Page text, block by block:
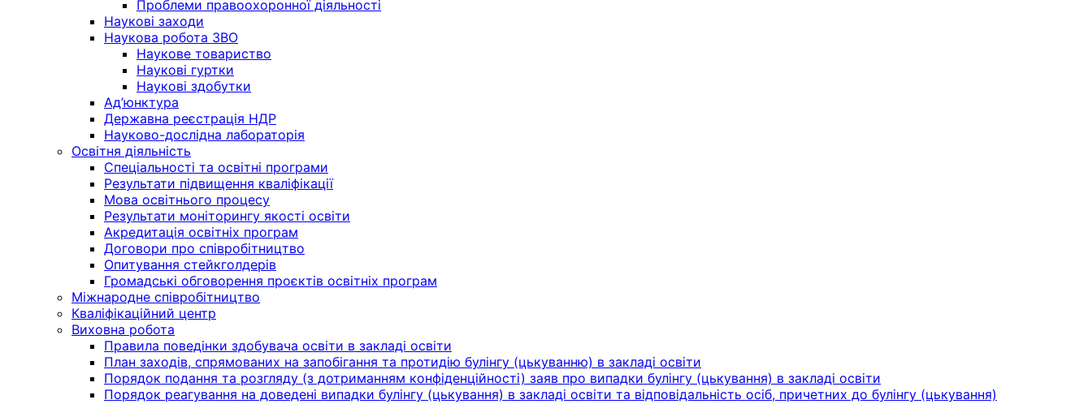
Проблеми правоохоронної діяльності
Наукові заходи
Наукова робота ЗВО
Наукове товариство
Наукові гуртки
Наукові здобутки
Ад’юнктура
Державна реєстрація НДР
Науково-дослідна лабораторія
Освітня діяльність
Спеціальності та освітні програми
Результати підвищення кваліфікації
Мова освітнього процесу
Результати моніторингу якості освіти
Акредитація освітніх програм
Договори про співробітництво
Опитування стейкголдерів
Громадські обговорення проєктів освітніх програм
Міжнародне співробітництво
Кваліфікаційний центр
Виховна робота
Правила поведінки здобувача освіти в закладі освіти
План заходів, спрямованих на запобігання та протидію булінгу (цькуванню) в закладі освіти
Порядок подання та розгляду (з дотриманням конфіденційності) заяв про випадки булінгу (цькування) в закладі освіти
Порядок реагування на доведені випадки булінгу (цькування) в закладі освіти та відповідальність осіб, причетних до булінгу (цькування)